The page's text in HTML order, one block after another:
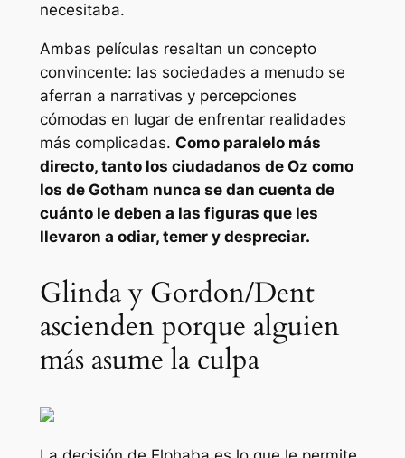
necesitaba.
Ambas películas resaltan un concepto
convincente: las sociedades a menudo se
aferran a narrativas y percepciones
cómodas en lugar de enfrentar realidades
más complicadas. Como paralelo más
directo, tanto los ciudadanos de Oz como
los de Gotham nunca se dan cuenta de
cuánto le deben a las figuras que les
llevaron a odiar, temer y despreciar.
Glinda y Gordon/Dent
ascienden porque alguien
más asume la culpa